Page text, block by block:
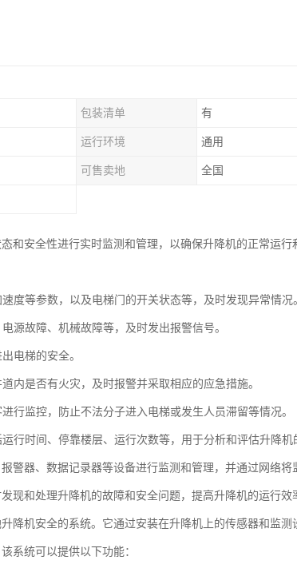
包装清单 有
运行环境 通用
可售卖地 全国
和安全性进行实时监测和管理，以确保升降机的正常运行
度等参数，以及电梯门的开关状态等，及时发现异常情况
源故障、机械故障等，及时发出报警信号。
电梯的安全。
内是否有火灾，及时报警并采取相应的应急措施。
行监控，防止不法分子进入电梯或发生人员滞留等情况。
行时间、停靠楼层、运行次数等，用于分析和评估升降机
警器、数据记录器等设备进行监测和管理，并通过网络将
现和处理升降机的故障和安全问题，提高升降机的运行效
降机安全的系统。它通过安装在升降机上的传感器和监测
系统可以提供以下功能：